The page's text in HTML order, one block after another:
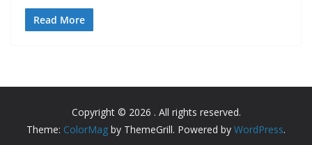
Read More
Copyright © 2026 . All rights reserved.
Theme: ColorMag by ThemeGrill. Powered by WordPress.